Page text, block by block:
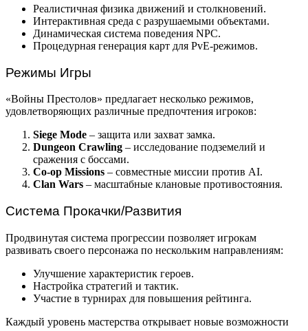
Реалистичная физика движений и столкновений.
Интерактивная среда с разрушаемыми объектами.
Динамическая система поведения NPC.
Процедурная генерация карт для PvE-режимов.
Режимы Игры
«Войны Престолов» предлагает несколько режимов,
удовлетворяющих различные предпочтения игроков:
Siege Mode – защита или захват замка.
Dungeon Crawling – исследование подземелий и
сражения с боссами.
Co-op Missions – совместные миссии против AI.
Clan Wars – масштабные клановые противостояния.
Система Прокачки/Развития
Продвинутая система прогрессии позволяет игрокам
развивать своего персонажа по нескольким направлениям:
Улучшение характеристик героев.
Настройка стратегий и тактик.
Участие в турнирах для повышения рейтинга.
Каждый уровень мастерства открывает новые возможности